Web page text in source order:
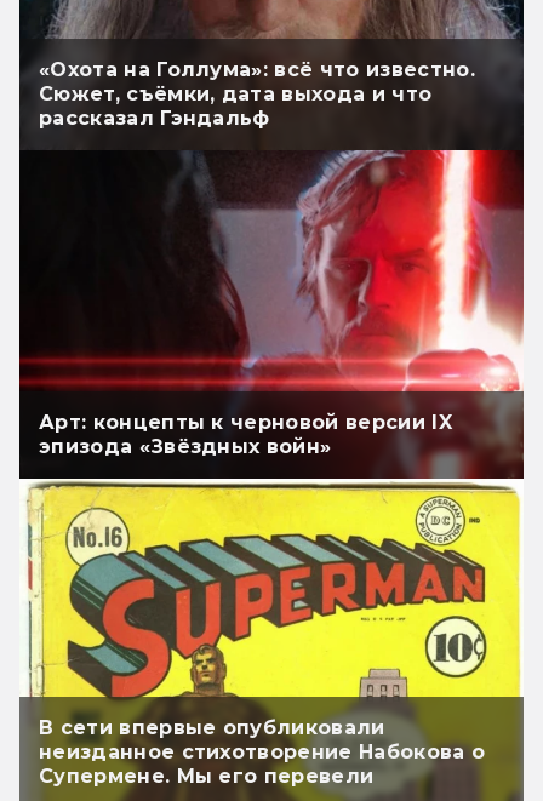
«Охота на Голлума»: всё что известно.
Сюжет, съёмки, дата выхода и что
рассказал Гэндальф
Арт: концепты к черновой версии IX
эпизода «Звёздных войн»
В сети впервые опубликовали
неизданное стихотворение Набокова о
Супермене. Мы его перевели